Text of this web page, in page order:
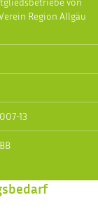
Region Allgäu
13